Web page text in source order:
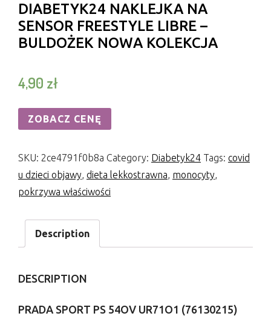
DIABETYK24 NAKLEJKA NA
SENSOR FREESTYLE LIBRE –
BULDOŻEK NOWA KOLEKCJA
4,90 zł
ZOBACZ CENĘ
SKU: 2ce4791f0b8a Category: Diabetyk24 Tags: covid
u dzieci objawy, dieta lekkostrawna, monocyty,
pokrzywa właściwości
Description
DESCRIPTION
PRADA SPORT PS 54OV UR71O1 (76130215)